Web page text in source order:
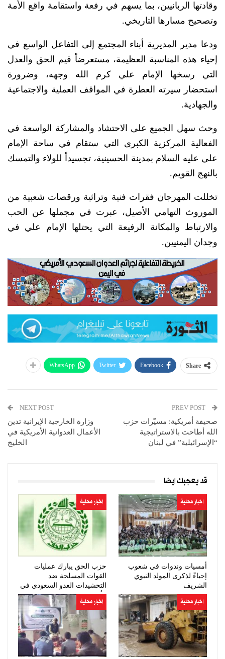
وقادتها الربانيين، بما يسهم في رفعة واستقامة واقع الأمة
وتصحيح مسارها التاريخي.
ودعا مدير المديرية أبناء المجتمع إلى التفاعل الواسع في
إحياء هذه المناسبة العظيمة، مستعرضاً قيم الحق والعدل
التي رسخها الإمام علي كرم الله وجهه، وضرورة
استحضار سيرته العطرة في المواقف العملية والاجتماعية
والجهادية.
وحث سهل الجميع على الاحتشاد والمشاركة الواسعة في
الفعالية المركزية الكبرى التي ستقام في ساحة الإمام
علي عليه السلام بمدينة الحسينية، تجسيداً للولاء والتمسك
بالنهج القويم.
تخللت المهرجان فقرات فنية وتراثية ورقصات شعبية من
الموروث التهامي الأصيل، عبرت في مجملها عن الحب
والارتباط والمكانة الرفيعة التي يحتلها الإمام علي في
وجدان اليمنيين.
Share
Facebook
Twitter
WhatsApp
صحيفة أمريكية: مسيّرات حزب
الله أطاحت بالاستراتيجية
“الإسرائيلية” في لبنان
NEXT POST
وزارة الخارجية الإيرانية تدين
الأعمال العدوانية الأمريكية في
الخليج
قد يعجبك ايضا
اخبار محلية
أمسيات وندوات في شعوب
إحياءً لذكرى المولد النبوي
الشريف
اخبار محلية
حزب الحق يبارك عمليات
القوات المسلحة ضد
التحشيدات العدو السعودي في
مأرب وحضرموت
اخبار محلية اخبار محلية